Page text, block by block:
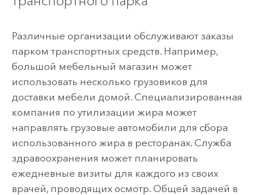
Различные организации обслуживают заказы
парком транспортных средств. Например,
большой мебельный магазин может
использовать несколько грузовиков для
доставки мебели домой. Специализированная
компания по утилизации жира может
направлять грузовые автомобили для сбора
использованного жира в ресторанах. Служба
здравоохранения может планировать
ежедневные визиты для каждого из своих
врачей, проводящих осмотр. Общей задачей в